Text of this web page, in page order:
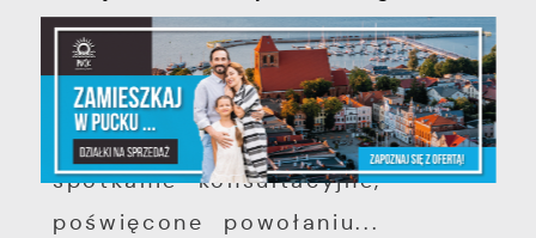
województwie pomorskim
Szanowni Państwo, serdecznie
zapraszamy na otwarte
spotkanie konsultacyjne,
poświęcone powołaniu...